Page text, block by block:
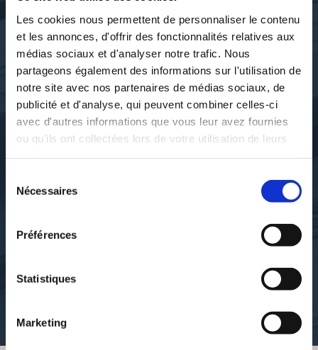
Les cookies nous permettent de personnaliser le contenu
et les annonces, d'offrir des fonctionnalités relatives aux
médias sociaux et d'analyser notre trafic. Nous
partageons également des informations sur l'utilisation de
notre site avec nos partenaires de médias sociaux, de
publicité et d'analyse, qui peuvent combiner celles-ci
avec d'autres informations que vous leur avez fournies
ou qu'ils ont collectées lors de votre utilisation de leurs
Nécessaires
Préférences
Statistiques
Marketing
HONNECOURT,...
bibliotheque-nationale-de-
france
35€52
Villard de Honnecourt. Auteur
ALBUM DE VILLARD DE
HONNECOURT,...
bibliotheque-nationale-de-